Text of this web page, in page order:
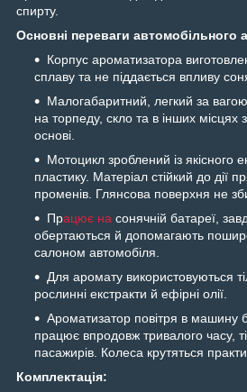
спирту.
Основні переваги автомобільного
Корпус ароматизатора
сплаву та не піддається впливу
Малогабаритний, легкий за
на торпеду, скло та в інших місцях
основі.
Мотоцикл зроблений із якісного
пластику. Матеріал стійкий до дії
променів. Глянсова поверхня не
Працює на сонячній батареї,
обертаються й допомагають
салоном автомобіля.
Для аромату використовуються
рослинні екстракти й ефірні олії.
Ароматизатор повітря в машину
працює впродовж тривалого часу,
пасажирів. Колеса крутяться
Комплектація: